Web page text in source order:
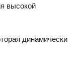
высокой
динамически